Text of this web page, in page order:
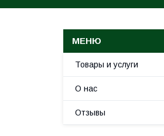
Товары и услуги
О нас
Отзывы